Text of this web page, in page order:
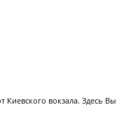
вокзала. Здесь Вы